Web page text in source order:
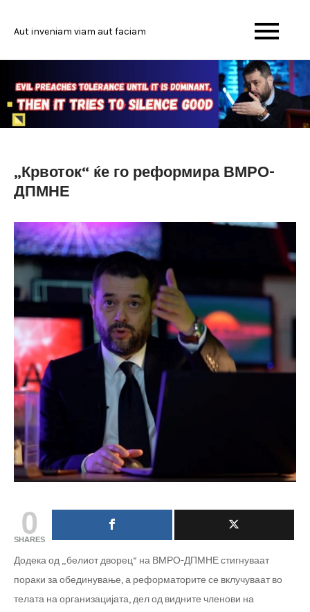
Aut inveniam viam aut faciam
„Крвоток“ ќе го реформира ВМРО-
ДПМНЕ
0
SHARES
Додека од „белиот дворец“ на ВМРО-ДПМНЕ стигнуваат
пораки за обединување, а реформаторите се вклучуваат во
телата на организацијата, дел од видните членови на